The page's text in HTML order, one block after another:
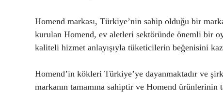
Homend markası, Türkiye’nin sahip olduğu bir
kurulan Homend, ev aletleri sektöründe önemli bir
kaliteli hizmet anlayışıyla tüketicilerin beğenisini
Homend’in kökleri Türkiye’ye dayanmaktadır ve
markanın tamamına sahiptir ve Homend ürünlerinin